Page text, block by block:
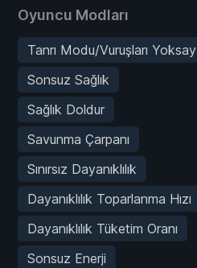
Oyuncu Modları
Tanrı Modu/Vuruşları Yoksay
Sonsuz Sağlık
Sağlık Doldur
Savunma Çarpanı
Sınırsız Dayanıklılık
Dayanıklılık Toparlanma Hızı
Dayanıklılık Tüketim Oranı
Sonsuz Enerji